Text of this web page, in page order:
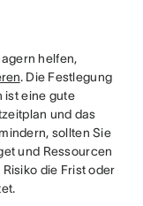
helfen,
. Die Festlegung
ist eine gute
und das
sollten Sie
und Ressourcen
die Frist oder